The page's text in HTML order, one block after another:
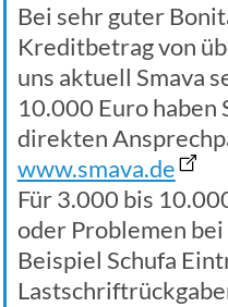
Bei sehr guter
Kreditbetrag von
uns aktuell Smava
10.000 Euro haben
direkten
www.smava.de
Für 3.000 bis
oder Problemen
Beispiel Schufa